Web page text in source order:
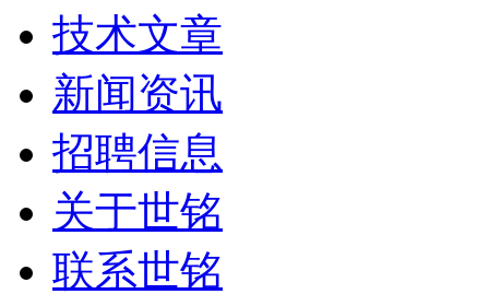
技术文章
新闻资讯
招聘信息
关于世铭
联系世铭